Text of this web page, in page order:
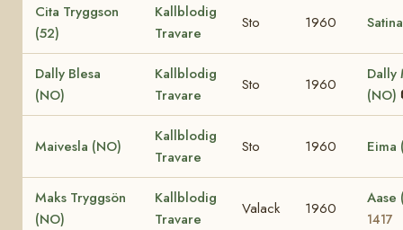
Cita Tryggson
(52)
Kallblodig
Travare
Sto 1960
Dally Blesa
(NO)
Kallblodig
Travare
Sto 1960
Dally
(NO)
Maivesla (NO)
Kallblodig
Travare
Sto 1960 Eima
Maks Tryggsön
(NO)
Kallblodig
Travare
Valack 1960
1417